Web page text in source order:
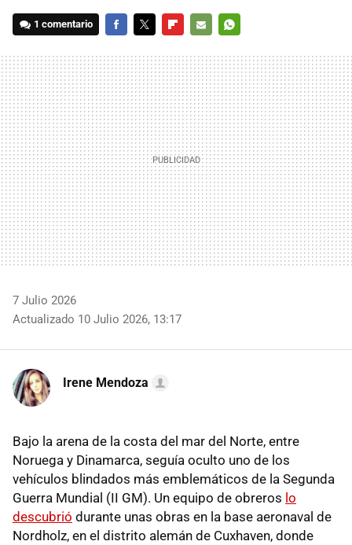
1 comentario
MAIL
7 Julio 2026
Actualizado 10 Julio 2026, 13:17
Irene Mendoza
Bajo la arena de la costa del mar del Norte, entre
Noruega y Dinamarca, seguía oculto uno de los
vehículos blindados más emblemáticos de la Segunda
Guerra Mundial (II GM). Un equipo de obreros lo
descubrió durante unas obras en la base aeronaval de
Nordholz, en el distrito alemán de Cuxhaven, donde